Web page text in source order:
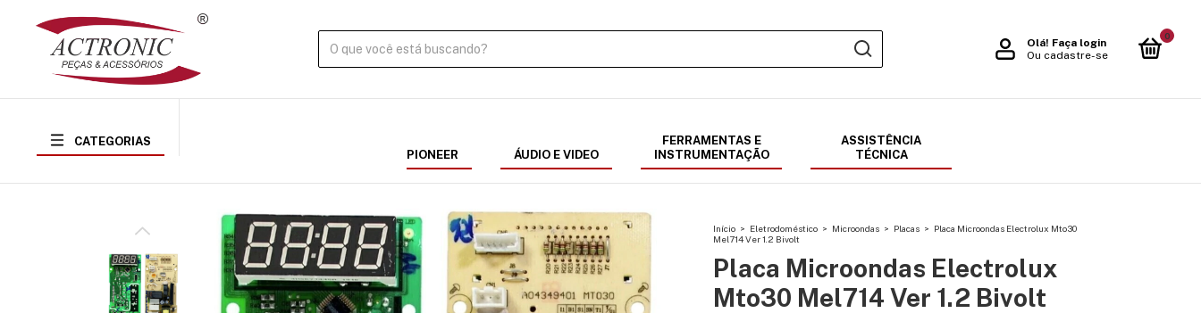
Olá! Faça login
Ou cadastre-se
0
CATEGORIAS
PIONEER
ÁUDIO E VIDEO
FERRAMENTAS E
INSTRUMENTAÇÃO
ASSISTÊNCIA
TÉCNICA
Início > Eletrodoméstico > Microondas > Placas > Placa Microondas Electrolux Mto30
Mel714 Ver 1.2 Bivolt
Placa Microondas Electrolux
Mto30 Mel714 Ver 1.2 Bivolt